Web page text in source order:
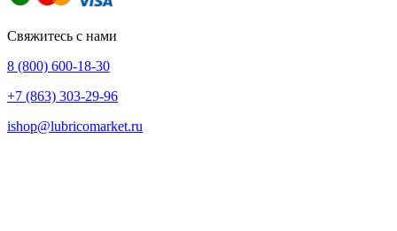
Свяжитесь с нами
8 (800) 600-18-30
+7 (863) 303-29-96
ishop@lubricomarket.ru